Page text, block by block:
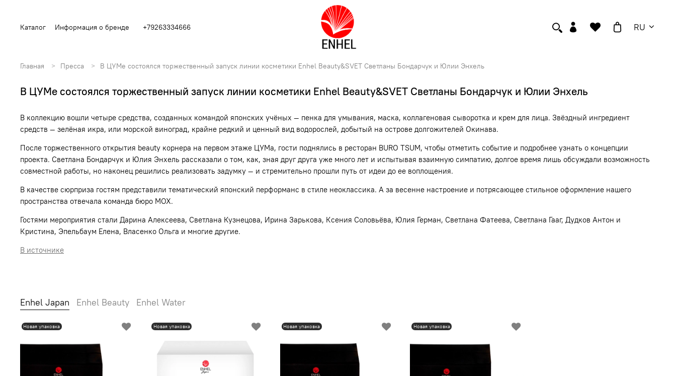
RU
Каталог Информация о бренде +79263334666
Главная Пресса В ЦУМе состоялся торжественный запуск линии косметики Enhel Beauty&SVET Светланы Бондарчук и Юлии Энхель
В ЦУМе состоялся торжественный запуск линии косметики Enhel Beauty&SVET Светланы Бондарчук и Юлии Энхель
В коллекцию вошли четыре средства, созданных командой японских учёных — пенка для умывания, маска, коллагеновая сыворотка и крем для лица. Звёздный ингредиент
средств — зелёная икра, или морской виноград, крайне редкий и ценный вид водорослей, добытый на острове долгожителей Окинава.
После торжественного открытия beauty корнера на первом этаже ЦУМа, гости поднялись в ресторан BURO TSUM, чтобы отметить событие и подробнее узнать о концепции
проекта. Светлана Бондарчук и Юлия Энхель рассказали о том, как, зная друг друга уже много лет и испытывая взаимную симпатию, долгое время лишь обсуждали возможность
совместной работы, но наконец решились реализовать задумку — и стремительно прошли путь от идеи до ее воплощения.
В качестве сюрприза гостям представили тематический японский перформанс в стиле неоклассика. А за весенне настроение и потрясающее стильное оформление нашего
пространства отвечала команда бюро МОХ.
Гостями мероприятия стали Дарина Алексеева, Светлана Кузнецова, Ирина Зарькова, Ксения Соловьёва, Юлия Герман, Светлана Фатеева, Светлана Гааг, Дудков Антон и
Кристина, Эпельбаум Елена, Власенко Ольга и многие другие.
В источнике
Enhel Japan Enhel Beauty Enhel Water
Новая упаковка Новая упаковка Новая упаковка Новая упаковка